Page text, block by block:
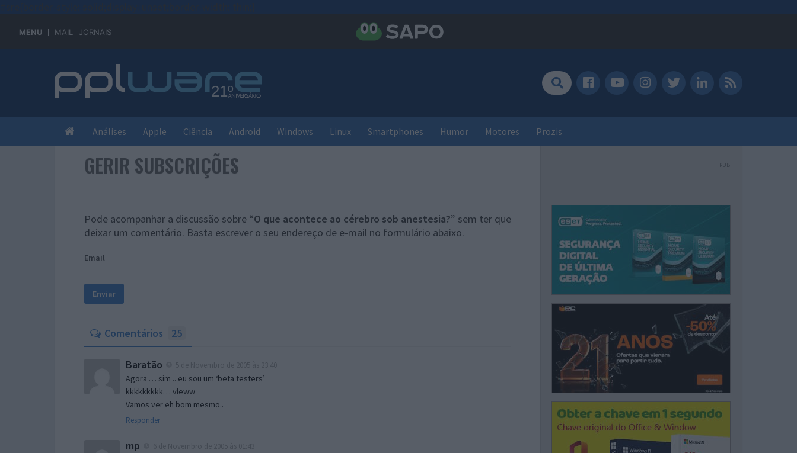
MENU MAIL JORNAIS
Análises Apple Ciência Android Windows Linux Smartphones Humor Motores Prozis
GERIR SUBSCRIÇÕES
Pode acompanhar a discussão sobre “O que acontece ao cérebro sob anestesia?” sem ter que
deixar um comentário. Basta escrever o seu endereço de e-mail no formulário abaixo.
Email
Comentários 25
Baratão
Agora … sim .. eu sou um ‘beta testers’
kkkkkkkkk… vleww
Vamos ver eh bom mesmo..
Responder
mp
PUB